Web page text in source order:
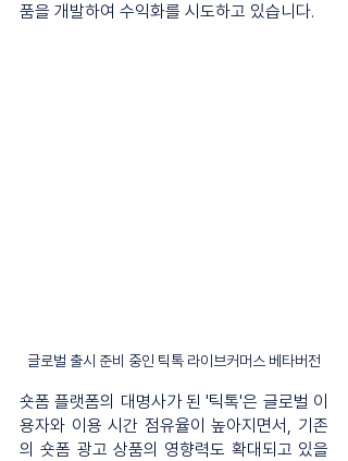
품을 개발하여 수익화를 시도하고 있습니다.
글로벌 출시 준비 중인 틱톡 라이브커머스 베타버전
숏폼 플랫폼의 대명사가 된 '틱톡'은 글로벌 이
용자와 이용 시간 점유율이 높아지면서, 기존
의 숏폼 광고 상품의 영향력도 확대되고 있을